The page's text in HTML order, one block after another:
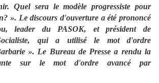
Quel sera le modèle progressiste pour
». Le discours d'ouverture a été prononcé
leader du PASOK, et président de
qui a utilisé le mot d'ordre
». Le Bureau de Presse a rendu la
sur le mot d'ordre avancé par